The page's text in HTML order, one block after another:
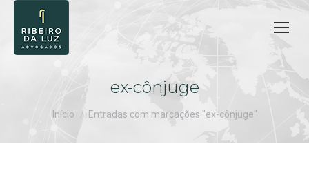
ex-cônjuge
Você está aqui:
Início Entradas com marcações "ex-cônjuge"